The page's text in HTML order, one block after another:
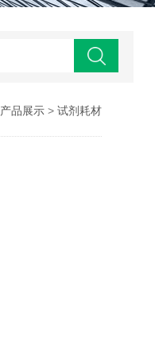
产品展示> 试剂耗材